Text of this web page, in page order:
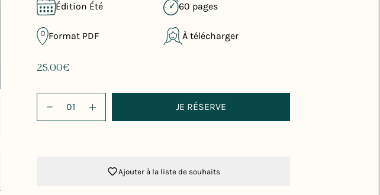
Édition Été 60 pages
Format PDF À télécharger
25,00€
JE RÉSERVE
Ajouter à la liste de souhaits